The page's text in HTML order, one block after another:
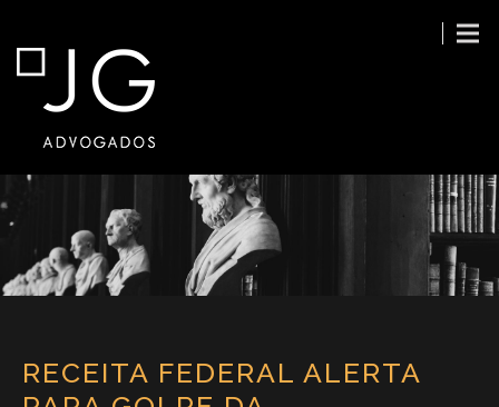
RECEITA FEDERAL ALERTA